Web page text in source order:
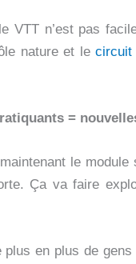
VTT n’est pas
nature et lecircuit
=
le module
Ça va faire
plus en plus de